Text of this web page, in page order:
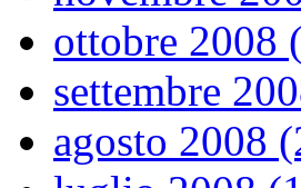
ottobre 2008
settembre
agosto 2008